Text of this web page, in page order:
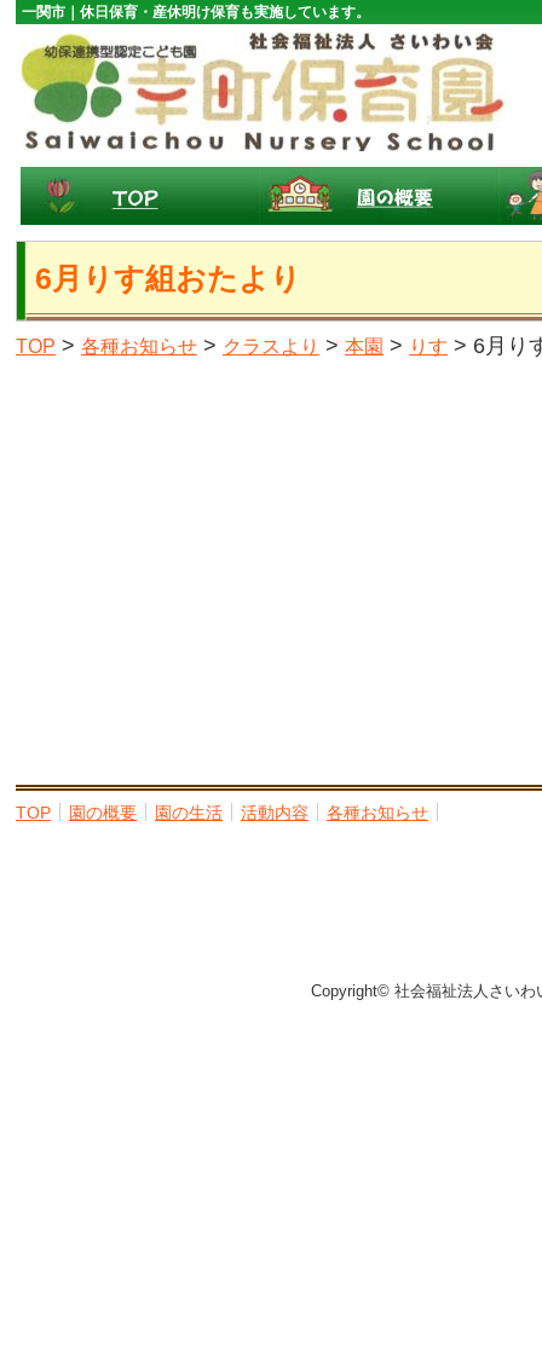
一関市｜休日保育・産休明け保育も実施しています。
6月りす組おたより
TOP > 各種お知らせ > クラスより > 本園 > りす > 6月り
TOP 園の概要 園の生活 活動内容 各種お知らせ
Copyright© 社会福祉法人さい